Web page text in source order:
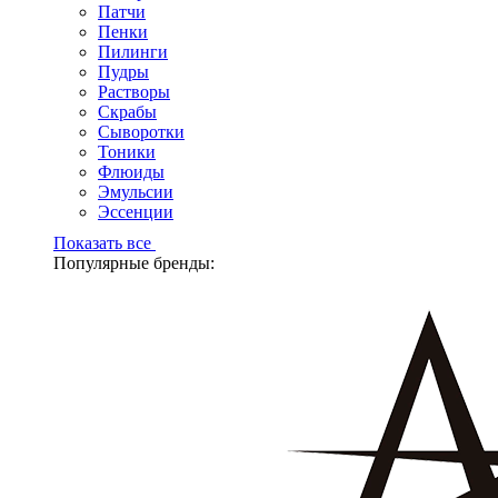
Патчи
Пенки
Пилинги
Пудры
Растворы
Скрабы
Сыворотки
Тоники
Флюиды
Эмульсии
Эссенции
Показать все
Популярные бренды: